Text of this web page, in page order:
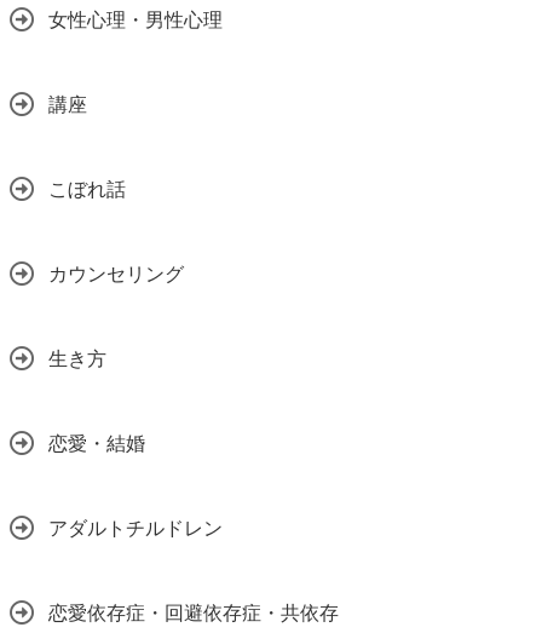
女性心理・男性心理
講座
こぼれ話
カウンセリング
生き方
恋愛・結婚
アダルトチルドレン
恋愛依存症・回避依存症・共依存